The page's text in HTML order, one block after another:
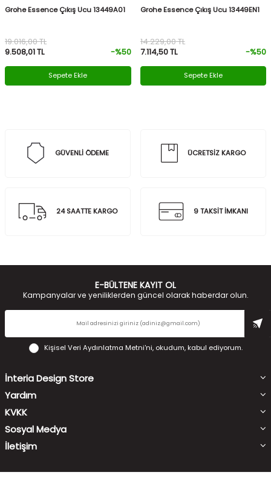
Grohe Essence Çıkış Ucu 13449A01
9.508,01TL
19.016,00TL
-%50
Sepete Ekle
Grohe Essence Çıkış Ucu 13449EN1
7.114,50TL
14.229,00TL
-%50
Sepete Ekle
GÜVENLİ ÖDEME ÜCRETSİZ KARGO
24 SAATTE KARGO 9 TAKSİT İMKANI
E-BÜLTENE KAYIT OL
Kampanyalar ve yeniliklerden güncel olarak haberdar olun.
Kişisel Veri Aydınlatma Metni'ni, okudum, kabul ediyorum.
İnteria Design Store
Yardım
KVKK
Sosyal Medya
İletişim